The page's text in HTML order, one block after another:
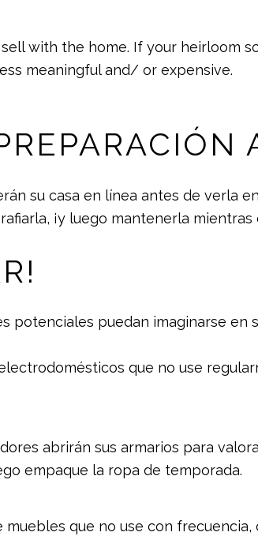
with the home. If your heirloom
meaningful and/ or expensive.
su casa en línea antes de verla
¡y luego mantenerla
potenciales puedan imaginarse en
que no use
abrirán sus armarios para
empaque la ropa de temporada.
que no use con